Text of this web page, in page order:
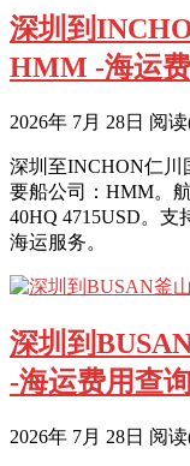
深圳到
HMM -海运
2026年 7月 28日 阅读
深圳至INCHON仁川
要船公司：HMM。
40HQ 4715USD。
海运服务。
深圳到
-海运费用查询
2026年 7月 28日 阅读